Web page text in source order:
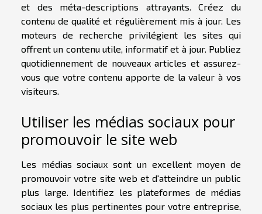
et des méta-descriptions attrayants. Créez du
contenu de qualité et régulièrement mis à jour. Les
moteurs de recherche privilégient les sites qui
offrent un contenu utile, informatif et à jour. Publiez
quotidiennement de nouveaux articles et assurez-
vous que votre contenu apporte de la valeur à vos
visiteurs.
Utiliser les médias sociaux pour
promouvoir le site web
Les médias sociaux sont un excellent moyen de
promouvoir votre site web et d'atteindre un public
plus large. Identifiez les plateformes de médias
sociaux les plus pertinentes pour votre entreprise,